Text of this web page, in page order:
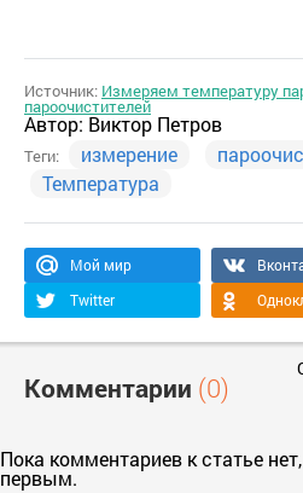
Источник: Измеряем температуру
пароочистителей
Автор: Виктор Петров
Теги: измерение
Температура
Мой мир
Twitter
Комментарии (0)
Пока комментариев к статье
первым.